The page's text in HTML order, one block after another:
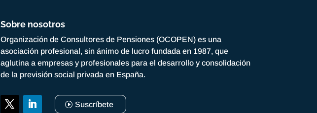
Sobre nosotros
Organización de Consultores de Pensiones (OCOPEN) es una
asociación profesional, sin ánimo de lucro fundada en 1987, que
aglutina a empresas y profesionales para el desarrollo y consolidación
de la previsión social privada en España.
Suscríbete